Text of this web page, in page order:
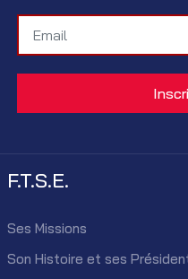
F.T.S.E.
Ses Missions
Son Histoire et ses